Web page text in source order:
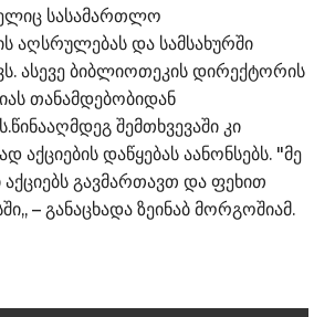
სასამართლო
აღსრულებას და სამსახურში
ასევე ბიბლიოთეკის დირექტორის
თანამდებობიდან
შემთხვევაში კი
აქციების დაწყებას აანონსებს. "მე
აქციებს გავმართავთ და ფეხით
– განაცხადა ზეინაბ მორგოშიამ.